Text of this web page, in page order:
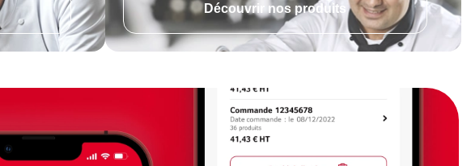
Découvrir nos produits